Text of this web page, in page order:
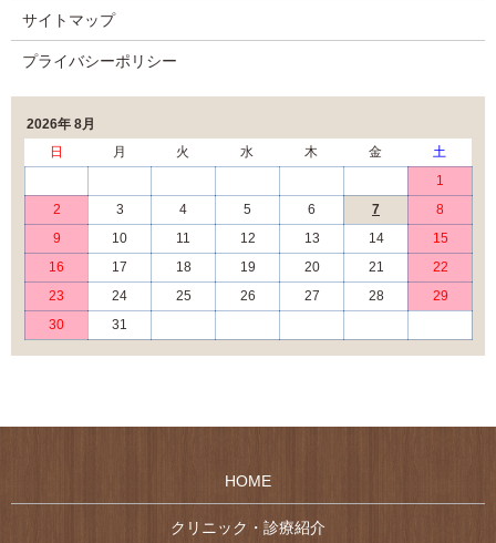
サイトマップ
プライバシーポリシー
2026年 8月
日
月 火 水 木 金
土
1
2
3 4 5 6 7
8
9
10 11 12 13 14
15
16
17 18 19 20 21
22
23
24 25 26 27 28
29
30
31
HOME
クリニック・診療紹介